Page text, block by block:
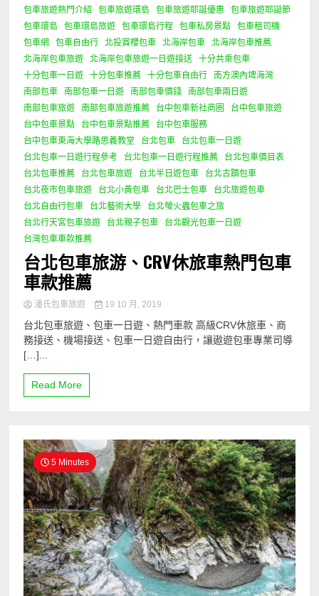
包車旅遊熱門介紹
包車旅遊環島 包車旅遊耶誕優惠
包車旅遊耶誕節
包車環島
包車環島旅遊 包車環島行程 包車私房景點
包車租司機
包車網
包車自由行 北投賞櫻包車 北海岸包車
北海岸包車推薦
北海岸包車旅遊
北海岸包車旅遊一日遊接送
十分共乘包車
十分包車一日遊
十分包車推薦 十分包車自由行
南方澳內埤海灣
南部包車
南部包車一日遊 南部包車價錢
南部包車兩日遊
南部包車旅遊
南部包車旅遊推薦 台中包車新社商圈
台中包車旅遊
台中包車景點
台中包車景點推薦
台中包車服務
台中包車東海大學路思義教堂
台北包車
台北包車一日遊
台北包車一日遊行程參考
台北包車一日遊行程推薦
台北包車價目表
台北包車推薦
台北包車旅遊 台北半日遊包車
台北古蹟包車
台北夜市包車旅遊
台北小黃包車 台北巴士包車
台北旅遊包車
台北自由行包車
台北藝術大學
台北螢火蟲包車之旅
台北行天宮包車旅遊
台北親子包車
台北觀光包車一日遊
台灣包車車款推薦
台北包車旅游、CRV休旅車熱門包車
車款推薦
潘氏包車旅遊 19 10 月, 2019
台北包車旅遊、包車一日遊、熱門車款 高級CRV休旅車、商
務接送、機場接送、包車一日遊自由行，讓遨遊包車專業司導
[…]...
Read More
5 Minutes